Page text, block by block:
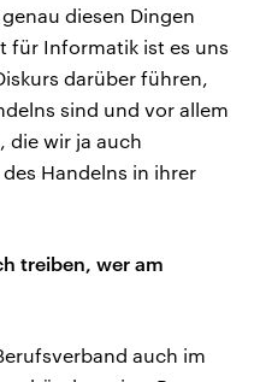
diesen Dingen
für Informatik ist es uns
darüber führen,
sind und vor allem
die wir ja auch
Handelns in ihrer
treiben, wer am
auch im